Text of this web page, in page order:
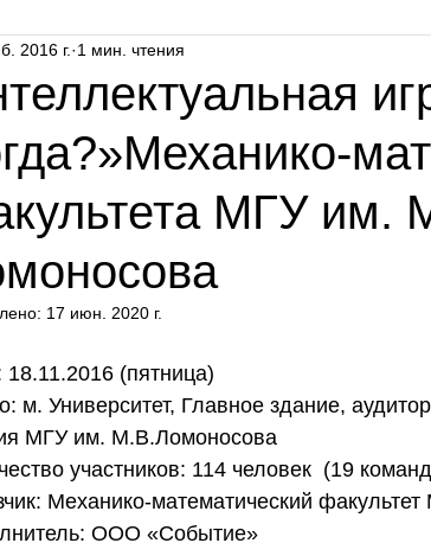
МГУ им.
2016 г. 1 мин. чтения
17 июн. 2020 г.
18.11.2016 (пятница)
м. Университет, Главное здание,
МГУ им. М.В.Ломоносова
участников: 114 человек  (19
Механико-математический
ООО «Событие»